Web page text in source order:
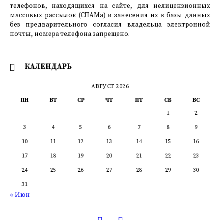
телефонов, находящихся на сайте, для нелицензионных
массовых рассылок (СПАМа) и занесения их в базы данных
без предварительного согласия владельца электронной
почты, номера телефона запрещено.
КАЛЕНДАРЬ
АВГУСТ 2026
ПН
ВТ СР ЧТ ПТ СБ
ВС
1
2
3
4 5 6 7 8
9
10
11 12 13 14 15
16
17
18 19 20 21 22
23
24
25 26 27 28 29
30
31
« Июн
Одноклассники
ВКОНТАКТЕ